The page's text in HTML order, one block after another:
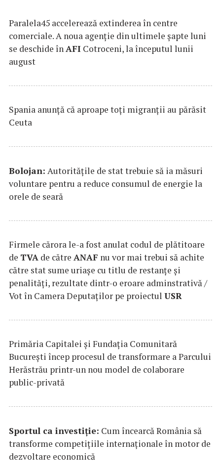
Paralela45 accelerează extinderea în centre
comerciale. A noua agenție din ultimele șapte luni
se deschide înAFI Cotroceni, la începutul lunii
august
Spania anunţă că aproape toţi migranţii au părăsit
Ceuta
Bolojan: Autorităţile de stat trebuie să ia măsuri
voluntare pentru a reduce consumul de energie la
orele de seară
Firmele cărora le-a fost anulat codul de plătitoare
de TVA de către ANAF nu vor mai trebui să achite
către stat sume uriaşe cu titlu de restanţe şi
penalităţi, rezultate dintr-o eroare adminstrativă /
Vot în Camera Deputaţilor pe proiectul USR
Primăria Capitalei și Fundația Comunitară
București încep procesul de transformare a Parcului
Herăstrău printr-un nou model de colaborare
public-privată
Sportul ca investiție: Cum încearcă România să
transforme competițiile internaționale în motor de
dezvoltare economică